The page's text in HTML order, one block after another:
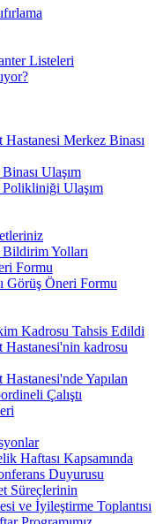
Listeleri
Merkez Binası
Ulaşım
Polikliniği Ulaşım
Bildirim Yolları
Formu
Görüş Öneri Formu
Kadrosu Tahsis Edildi
kadrosu
Yapılan
Çalıştı
Haftası Kapsamında
Duyurusu
Süreçlerinin
ve İyileştirme Toplantısı